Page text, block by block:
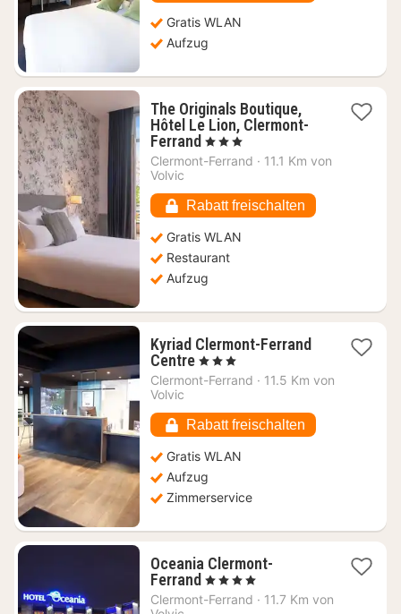
Gratis WLAN
Aufzug
The Originals Boutique,
Hôtel Le Lion, Clermont-
Ferrand 1
Nacht
€
, 3 Sterne
Clermont-Ferrand · 11.1 Km von
Volvic
Rabatt freischalten
Gratis WLAN
Restaurant
Aufzug
Kyriad Clermont-Ferrand
Centre1
Nacht
€
, 3 Sterne
Clermont-Ferrand · 11.5 Km von
Volvic
Rabatt freischalten
Gratis WLAN
Aufzug
Zimmerservice
Oceania Clermont-
Ferrand 1
Nacht
, 4 Sterne
Clermont-Ferrand · 11.7 Km von